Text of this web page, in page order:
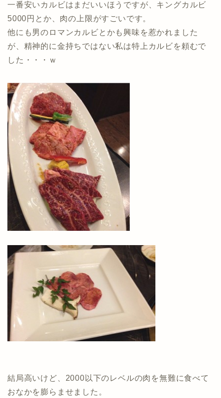
一番安いカルビはまだいいほうですが、キングカルビ
5000円とか、肉の上限がすごいです。
他にも男のロマンカルビとかも興味を惹かれました
が、精神的に金持ちではない私は特上カルビを頼むで
した・・・ｗ
結局高いけど、2000以下のレベルの肉を無難に食べて
おなかを膨らませました。